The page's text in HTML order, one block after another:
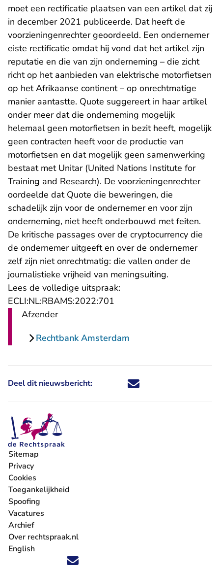
moet een rectificatie plaatsen van een artikel dat zij
in december 2021 publiceerde. Dat heeft de
voorzieningenrechter geoordeeld. Een ondernemer
eiste rectificatie omdat hij vond dat het artikel zijn
reputatie en die van zijn onderneming – die zicht
richt op het aanbieden van elektrische motorfietsen
op het Afrikaanse continent – op onrechtmatige
manier aantastte. Quote suggereert in haar artikel
onder meer dat die onderneming mogelijk
helemaal geen motorfietsen in bezit heeft, mogelijk
geen contracten heeft voor de productie van
motorfietsen en dat mogelijk geen samenwerking
bestaat met Unitar (United Nations Institute for
Training and Research). De voorzieningenrechter
oordeelde dat Quote die beweringen, die
schadelijk zijn voor de ondernemer en voor zijn
onderneming, niet heeft onderbouwd met feiten.
De kritische passages over de cryptocurrency die
de ondernemer uitgeeft en over de ondernemer
zelf zijn niet onrechtmatig: die vallen onder de
journalistieke vrijheid van meningsuiting.
Lees de volledige uitspraak:
ECLI:NL:RBAMS:2022:701
Afzender
Rechtbank Amsterdam
Deel dit nieuwsbericht: Deel dit nieuwsbericht via X -
Deel dit nieuwsbericht via
Deel dit nieuwsbericht
Deel dit
Volg ons op X (Twitter) - U verlaat Rechtspraak.nl
Volg ons op Facebook - U verlaat Rechtspraak.nl
Volg ons op Instagram - U verlaat Rechtspraak.nl
Volg ons op Youtube - U verlaat Rechtspraak.nl
Volg ons op LinkedIn - U verlaat
'Blijf op de hoogte' nieuwsbrief - U verlaat
Sitemap
Privacy
Cookies
Toegankelijkheid
Spoofing
Vacatures
- U verlaat Rechtspraak.nl
Archief
Over rechtspraak.nl
English